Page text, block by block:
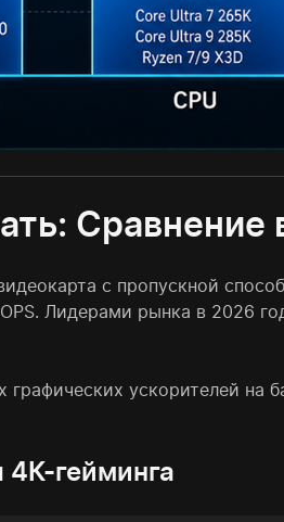
Сравнение
с пропускной
Лидерами рынка в 2026
ускорителей на
гейминга